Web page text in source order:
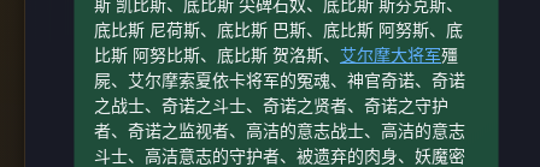
斯 凯比斯、底比斯 尖碑石奴、底比斯 斯芬克斯、
底比斯 尼荷斯、底比斯 巴斯、底比斯 阿努斯、底
比斯 阿努比斯、底比斯 贺洛斯、 艾尔摩大将军殭
屍、艾尔摩索夏依卡将军的冤魂、神官奇诺、奇诺
之战士、奇诺之斗士、奇诺之贤者、奇诺之守护
者、奇诺之监视者、高洁的意志战士、高洁的意志
斗士、高洁意志的守护者、被遗弃的肉身、妖魔密